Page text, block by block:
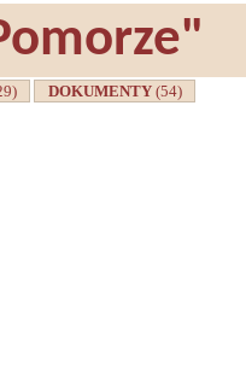
DOKUMENTY (54)